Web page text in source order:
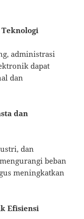
administrasi
dapat
dan
dan
dan
beban
meningkatkan
Efisiensi